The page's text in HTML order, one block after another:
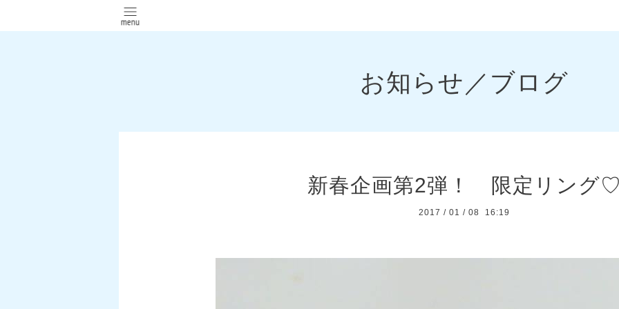
お知らせ／ブログ
新春企画第2弾！ 限定リング
2017 / 01 / 08 16:19